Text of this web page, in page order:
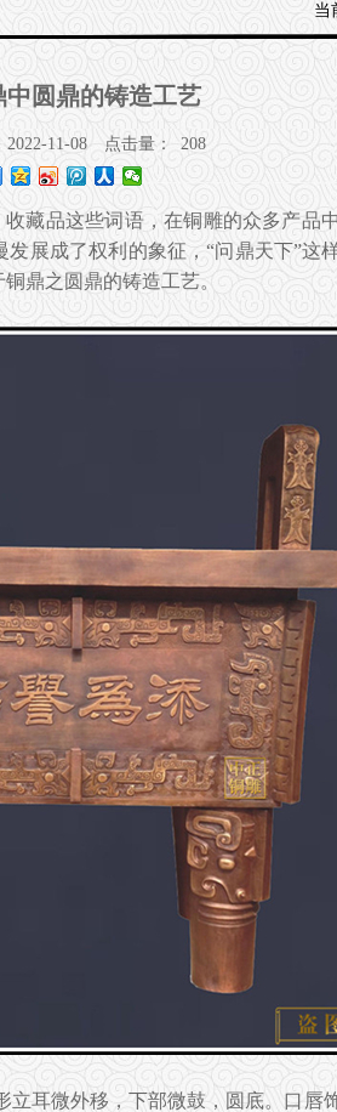
当
中圆鼎的铸造工艺
11-08 点击量： 208
藏品这些词语，在铜雕的众多产品
展成了权利的象征，“问鼎天下”这
鼎之圆鼎的铸造工艺。
立耳微外移，下部微鼓，圆底。口唇